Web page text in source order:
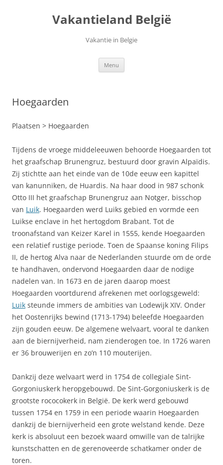
Vakantieland België
Vakantie in Belgie
Menu
Hoegaarden
Plaatsen > Hoegaarden
Tijdens de vroege middeleeuwen behoorde Hoegaarden tot
het graafschap Brunengruz, bestuurd door gravin Alpaïdis.
Zij stichtte aan het einde van de 10de eeuw een kapittel
van kanunniken, de Huardis. Na haar dood in 987 schonk
Otto III het graafschap Brunengruz aan Notger, bisschop
van Luik. Hoegaarden werd Luiks gebied en vormde een
Luikse enclave in het hertogdom Brabant. Tot de
troonafstand van Keizer Karel in 1555, kende Hoegaarden
een relatief rustige periode. Toen de Spaanse koning Filips
II, de hertog Alva naar de Nederlanden stuurde om de orde
te handhaven, ondervond Hoegaarden daar de nodige
nadelen van. In 1673 en de jaren daarop moest
Hoegaarden voortdurend afrekenen met oorlogsgeweld:
Luik steunde immers de ambities van Lodewijk XIV. Onder
het Oostenrijks bewind (1713-1794) beleefde Hoegaarden
zijn gouden eeuw. De algemene welvaart, vooral te danken
aan de biernijverheid, nam zienderogen toe. In 1726 waren
er 36 brouwerijen en zo’n 110 mouterijen.
Dankzij deze welvaart werd in 1754 de collegiale Sint-
Gorgoniuskerk heropgebouwd. De Sint-Gorgoniuskerk is de
grootste rococokerk in België. De kerk werd gebouwd
tussen 1754 en 1759 in een periode waarin Hoegaarden
dankzij de biernijverheid een grote welstand kende. Deze
kerk is absoluut een bezoek waard omwille van de talrijke
kunstschatten en de gerenoveerde schatkamer onder de
toren.